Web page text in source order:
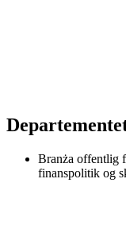
Branża offentlig
finanspolitik og